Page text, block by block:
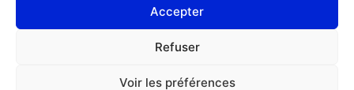
Accepter
Refuser
Voir les préférences